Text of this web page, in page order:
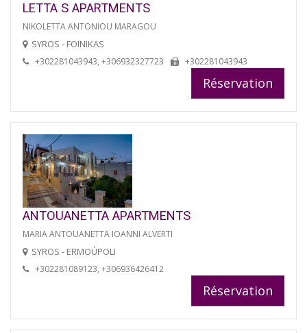
LETTA S APARTMENTS
NIKOLETTA ANTONIOU MARAGOU
SYROS - FOINIKAS
+302281043943, +306932327723 +302281043943
Réservation
ANTOUANETTA APARTMENTS
MARIA ANTOUANETTA IOANNI ALVERTI
SYROS - ERMOÚPOLI
+302281089123, +306936426412
Réservation